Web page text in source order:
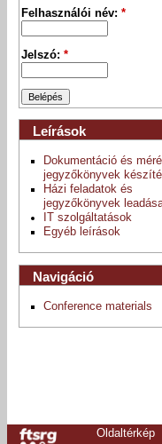
Felhasználói név:*
Jelszó:*
Leírások
Dokumentáció és
jegyzőkönyvek
Házi feladatok és
jegyzőkönyvek
IT szolgáltatások
Egyéb leírások
Navigáció
Conference materials
Oldaltérkép